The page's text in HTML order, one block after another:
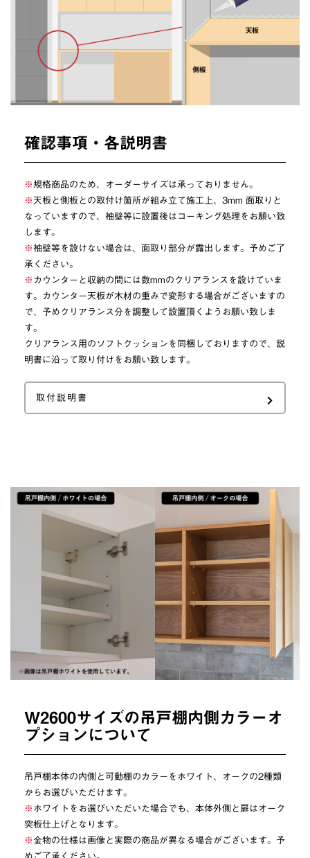
確認事項・各説明書
※ 規格商品のため、オーダーサイズは承っておりません。
※ 天板と側板との取付け箇所が組み立て施工上、3mm 面取りと
なっていますので、袖壁等に設置後はコーキング処理をお願い致
します。
※袖壁等を設けない場合は、面取り部分が露出します。予めご了
承ください。
※ カウンターと収納の間には数mmのクリアランスを設けていま
す。カウンター天板が木材の重みで変形する場合がございますの
で、予めクリアランス分を調整して設置頂くようお願い致しま
す。
クリアランス用のソフトクッションを同梱しておりますので、説
明書に沿って取り付けをお願い致します。
取付説明書
W2600サイズの吊戸棚内側カラーオ
プションについて
吊戸棚本体の内側と可動棚のカラーをホワイト、オークの2種類
からお選びいただけます。
※ ホワイトをお選びいただいた場合でも、本体外側と扉はオーク
突板仕上げとなります。
※金物の仕様は画像と実際の商品が異なる場合がございます。予
めご了承ください。